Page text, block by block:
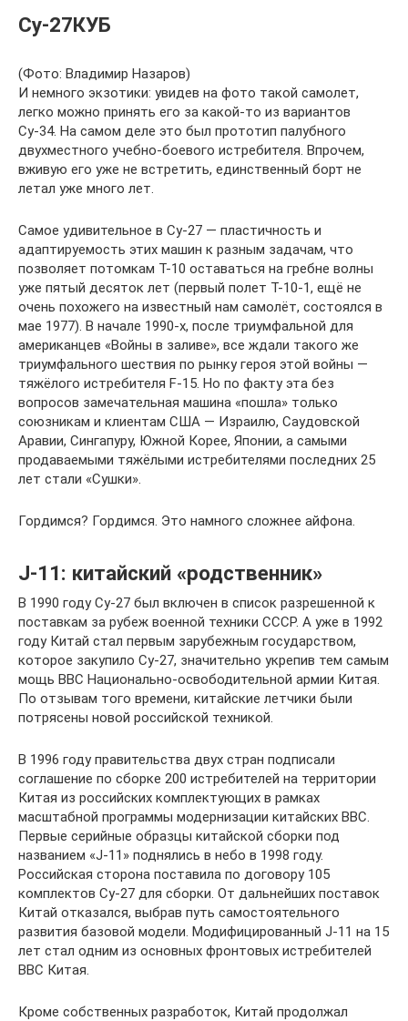
Су-27КУБ
(Фото: Владимир Назаров)
И немного экзотики: увидев на фото такой самолет,
легко можно принять его за какой-то из вариантов
Су-34. На самом деле это был прототип палубного
двухместного учебно-боевого истребителя. Впрочем,
вживую его уже не встретить, единственный борт не
летал уже много лет.
Самое удивительное в Су-27 — пластичность и
адаптируемость этих машин к разным задачам, что
позволяет потомкам Т-10 оставаться на гребне волны
уже пятый десяток лет (первый полет Т-10-1, ещё не
очень похожего на известный нам самолёт, состоялся в
мае 1977). В начале 1990-х, после триумфальной для
американцев «Войны в заливе», все ждали такого же
триумфального шествия по рынку героя этой войны —
тяжёлого истребителя F-15. Но по факту эта без
вопросов замечательная машина «пошла» только
союзникам и клиентам США — Израилю, Саудовской
Аравии, Сингапуру, Южной Корее, Японии, а самыми
продаваемыми тяжёлыми истребителями последних 25
лет стали «Сушки».
Гордимся? Гордимся. Это намного сложнее айфона.
J-11: китайский «родственник»
В 1990 году Су-27 был включен в список разрешенной к
поставкам за рубеж военной техники СССР. А уже в 1992
году Китай стал первым зарубежным государством,
которое закупило Су-27, значительно укрепив тем самым
мощь ВВС Национально-освободительной армии Китая.
По отзывам того времени, китайские летчики были
потрясены новой российской техникой.
В 1996 году правительства двух стран подписали
соглашение по сборке 200 истребителей на территории
Китая из российских комплектующих в рамках
масштабной программы модернизации китайских ВВС.
Первые серийные образцы китайской сборки под
названием «J-11» поднялись в небо в 1998 году.
Российская сторона поставила по договору 105
комплектов Су-27 для сборки. От дальнейших поставок
Китай отказался, выбрав путь самостоятельного
развития базовой модели. Модифицированный J-11 на 15
лет стал одним из основных фронтовых истребителей
ВВС Китая.
Кроме собственных разработок, Китай продолжал